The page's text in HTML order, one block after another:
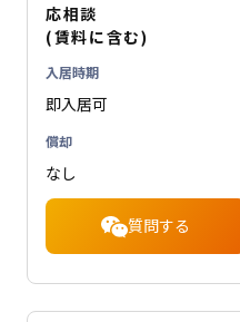
応相談
(賃料に含む)
入居時期
即入居可
償却
なし
質問する